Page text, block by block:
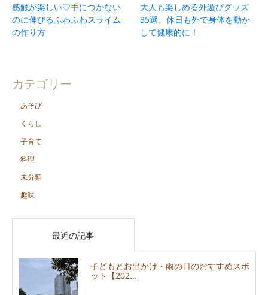
感触が楽しい♡手につかない
のに伸びるふわふわスライム
の作り方
大人も楽しめる外遊びグッズ
35選。休日も外で身体を動か
して健康的に！
カテゴリー
あそび
くらし
子育て
料理
未分類
趣味
最近の記事
子どもとお出かけ・雨の日のおすすめスポ
ット【202...